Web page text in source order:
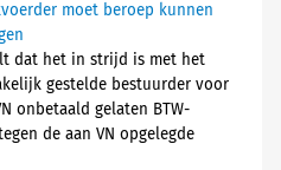
moet beroep kunnen
dat het in strijd is met het
gestelde bestuurder voor
onbetaald gelaten BTW-
de aan VN opgelegde